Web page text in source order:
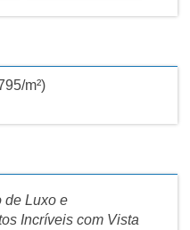
m²)
de Luxo e
Incríveis com Vista